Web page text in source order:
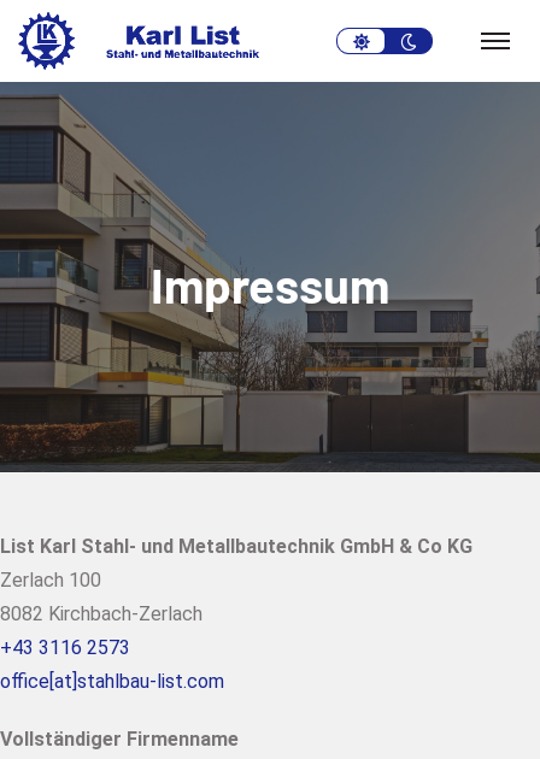
themetheme
Impressum
List Karl Stahl- und Metallbautechnik GmbH & Co KG
Zerlach 100
8082 Kirchbach-Zerlach
+43 3116 2573
office[at]stahlbau-list.com
Vollständiger Firmenname